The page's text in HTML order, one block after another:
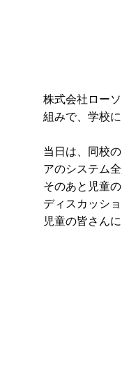
株式会社ロー
組みで、学校
当日は、同校
アのシステム
そのあと児童
ディスカッシ
児童の皆さん